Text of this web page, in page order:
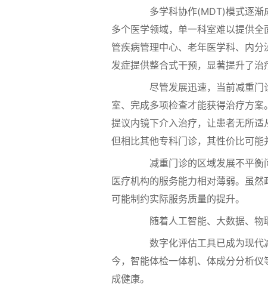
多学科协作(MDT)模式逐渐成
多个医学领域，单一科室难以提供
管疾病管理中心、老年医学科、内
发症提供整合式干预，显著提升了治
尽管发展迅速，当前减重门
室、完成多项检查才能获得治疗方
提议内镜下介入治疗，让患者无所适
但相比其他专科门诊，其性价比可能
减重门诊的区域发展不平衡
医疗机构的服务能力相对薄弱。虽
可能制约实际服务质量的提升。
随着人工智能、大数据、物联
数字化评估工具已成为现代
今，智能体检一体机、体成分分析
成健康。